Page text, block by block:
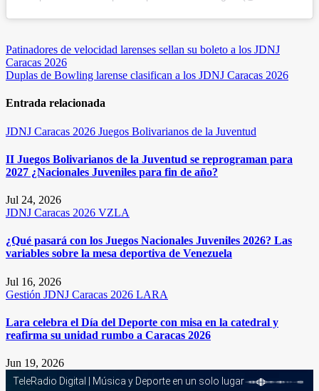
Navegación
de
Patinadores de velocidad larenses sellan su boleto a los JDNJ
Caracas 2026
Duplas de Bowling larense clasifican a los JDNJ Caracas 2026
Entrada relacionada
JDNJ Caracas 2026 Juegos Bolivarianos de la Juventud
II Juegos Bolivarianos de la Juventud se reprograman para
2027 ¿Nacionales Juveniles para fin de año?
Jul 24, 2026
JDNJ Caracas 2026 VZLA
¿Qué pasará con los Juegos Nacionales Juveniles 2026? Las
variables sobre la mesa deportiva de Venezuela
Jul 16, 2026
Gestión JDNJ Caracas 2026 LARA
Lara celebra el Día del Deporte con misa en la catedral y
reafirma su unidad rumbo a Caracas 2026
Jun 19, 2026